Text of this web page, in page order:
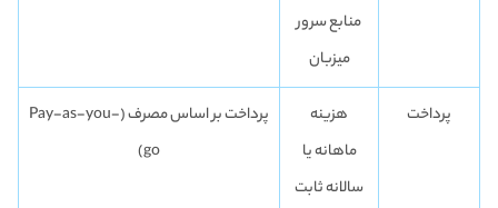
منابع سرور
میزبان
پرداخت
هزینه
ماهانه یا
سالانه ثابت
پرداخت بر اساس مصرف (Pay-as-you-
go)